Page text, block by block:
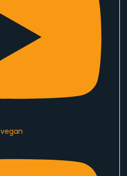
الاكل اللبناني بطبيعته اغلبه vegan